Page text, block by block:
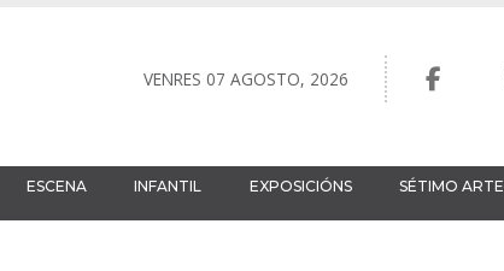
VENRES 07 AGOSTO, 2026
ESCENA INFANTIL EXPOSICIÓNS SÉTIMO ARTE